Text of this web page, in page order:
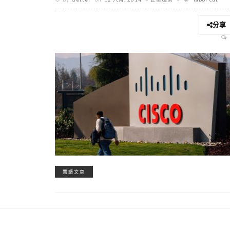
分享
閱讀文章